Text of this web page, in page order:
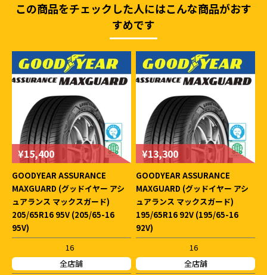
この商品をチェックした人にはこんな商品がおす
すめです
¥15,400
GOODYEAR ASSURANCE
MAXGUARD (グッドイヤー アシ
ュアランス マックスガード)
205/65R16 95V (205/65-16
95V)
16
全店舗
¥13,300
GOODYEAR ASSURANCE
MAXGUARD (グッドイヤー アシ
ュアランス マックスガード)
195/65R16 92V (195/65-16
92V)
16
全店舗